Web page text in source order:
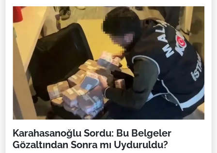
Karahasanoğlu Sordu: Bu Belgeler
Gözaltından Sonra mı Uyduruldu?